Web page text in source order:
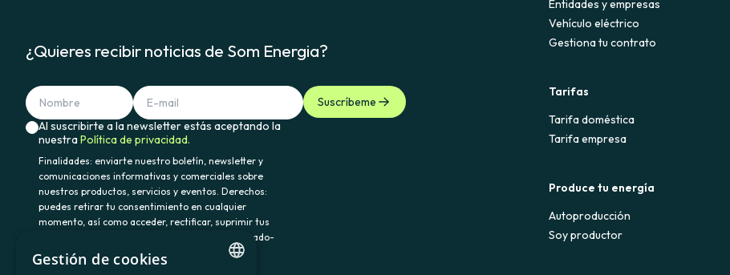
¿Quieres recibir noticias de Som Energia?
Suscríbeme
Al suscribirte a la newsletter estás aceptando la
nuestraPolítica de privacidad.
Finalidades: enviarte nuestro boletín, newsletter y
comunicaciones informativas y comerciales sobre
nuestros productos, servicios y eventos. Derechos:
puedes retirar tu consentimiento en cualquier
momento, así como acceder, rectificar, suprimir tus
datos y demás derechos en somenergia@delegado-
datos.com. Información adicional:
Política de
privacidad.
Entidades y empresas
Vehículo eléctrico
Gestiona tu contrato
Tarifas
Tarifa doméstica
Tarifa empresa
Produce tu energía
Autoproducción
Soy productor
Gestión de cookies